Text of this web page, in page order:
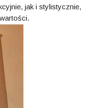
jak i stylistycznie,